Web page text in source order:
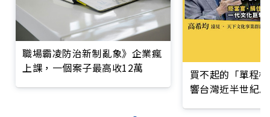
職場霸凌防治新制亂象》企業瘋
上課，一個案子最高收12萬
買不起的「單程
響台灣近半世紀